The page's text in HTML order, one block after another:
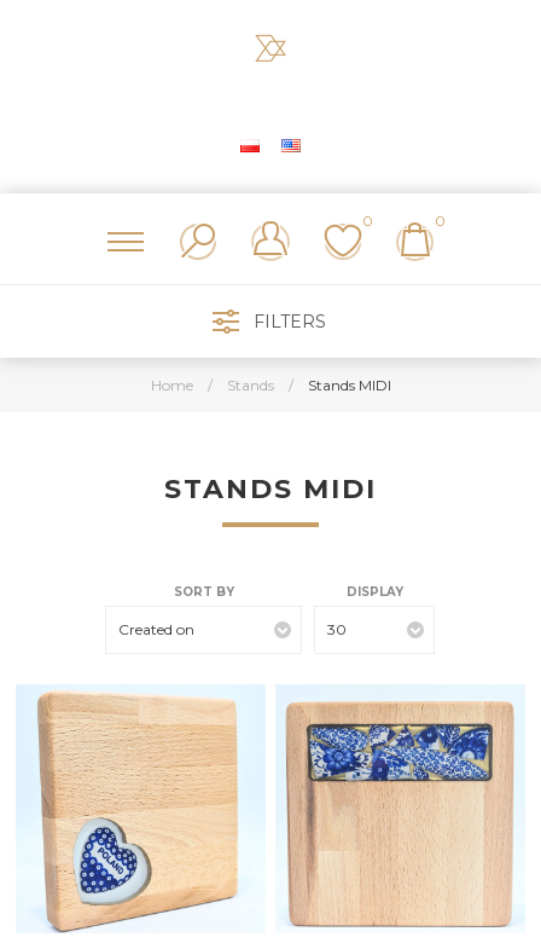
0 0
FILTERS
Home / Stands / Stands MIDI
STANDS MIDI
SORT BY
Created on
DISPLAY
30